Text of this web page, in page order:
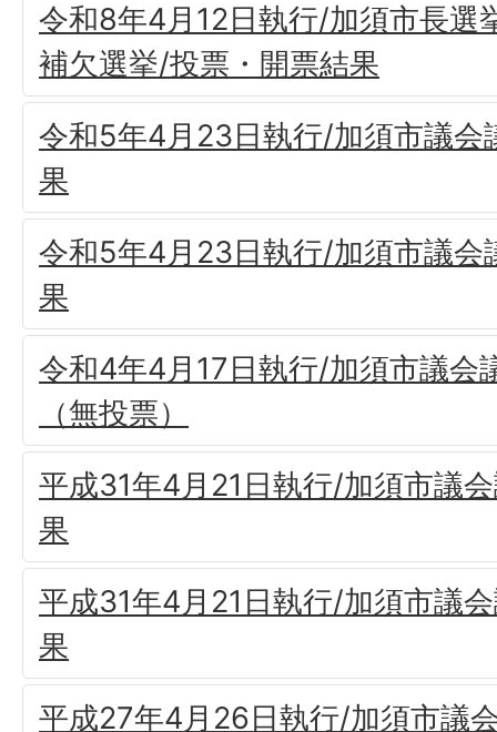
令和8年4月12日執行/加須市長選
補欠選挙/投票・開票結果
令和5年4月23日執行/加須市議会
果
令和5年4月23日執行/加須市議会
果
令和4年4月17日執行/加須市議会
（無投票）
平成31年4月21日執行/加須市議
果
平成31年4月21日執行/加須市議
果
平成27年4月26日執行/加須市議